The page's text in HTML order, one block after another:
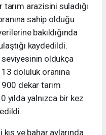
tarım arazisini suladığı
sahip olduğu
bakıldığında
kaydedildi.
seviyesinin oldukça
doluluk oranına
dekar tarım
yılda yalnızca bir kez
ve bahar aylarında